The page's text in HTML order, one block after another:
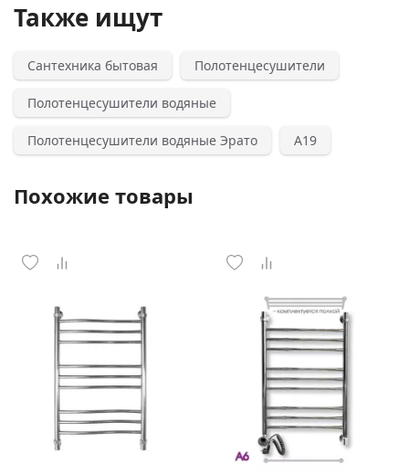
Также ищут
Сантехника бытовая Полотенцесушители
Полотенцесушители водяные
Полотенцесушители водяные Эрато А19
Похожие товары